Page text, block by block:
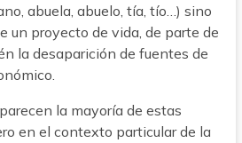
abuela, abuelo, tía, tío…) sino
un proyecto de vida, de parte de
la desaparición de fuentes de
la mayoría de estas
en el contexto particular de la